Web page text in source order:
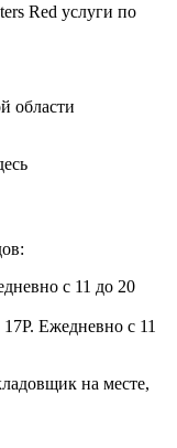
Red услуги по
области
с 11 до 20
Ежедневно с 11
на месте,